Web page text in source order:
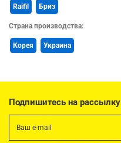
Raifil Бриз
Страна производства:
Корея Украина
Подпишитесь на рассылку